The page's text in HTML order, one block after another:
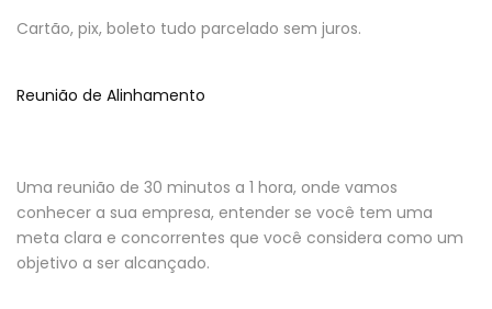
Cartão, pix, boleto tudo parcelado sem juros.
Reunião de Alinhamento
Uma reunião de 30 minutos a 1 hora, onde vamos
conhecer a sua empresa, entender se você tem uma
meta clara e concorrentes que você considera como um
objetivo a ser alcançado.